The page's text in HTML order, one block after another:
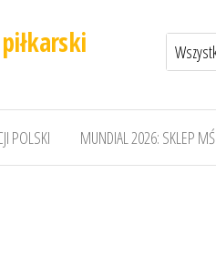
POLSKI MUNDIAL 2026: SKLEP MŚ